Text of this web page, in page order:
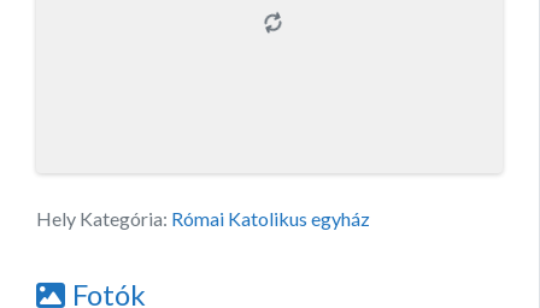
Hely Kategória: Római Katolikus egyház
Fotók